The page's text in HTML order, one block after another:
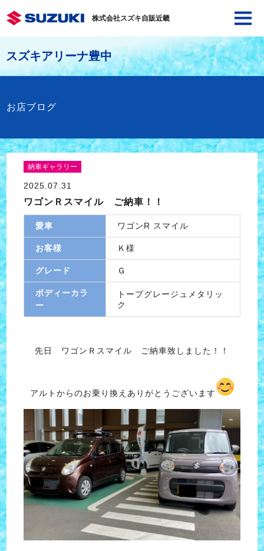
株式会社スズキ自販近畿
スズキアリーナ豊中
お店ブログ
納車ギャラリー
2025.07.31
ワゴンＲスマイル ご納車！！
愛車 ワゴンR スマイル
お客様 Ｋ様
グレード Ｇ
ボディーカラ
ー
トープグレージュメタリッ
ク
先日 ワゴンＲスマイル ご納車致しました！！
アルトからのお乗り換えありがとうございます